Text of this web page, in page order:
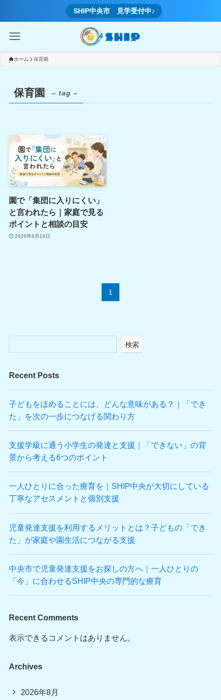
SHIP中央市 見学受付中♪
ホーム 保育園
保育園 – tag –
園で「集団に入りにくい」
と言われたら｜家庭で見る
ポイントと相談の目安
2026年6月16日
1
検索
Recent Posts
子どもをほめることには、どんな意味がある？｜「でき
た」を次の一歩につなげる関わり方
支援学級に通う小学生の発達と支援｜「できない」の背
景から考える6つのポイント
一人ひとりに合った療育を｜SHIP中央が大切にしている
丁寧なアセスメントと個別支援
児童発達支援を利用するメリットとは？子どもの「でき
た」が家庭や園生活につながる支援
中央市で児童発達支援をお探しの方へ｜一人ひとりの
「今」に合わせるSHIP中央の専門的な療育
Recent Comments
表示できるコメントはありません。
Archives
2026年8月